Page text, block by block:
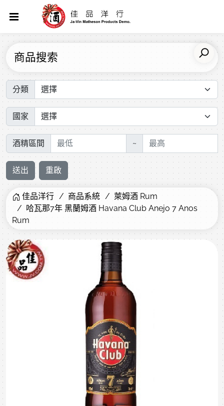
商品搜索
分類
國家
酒精區間 ~
送出 重啟
佳品洋行 商品系統
萊姆酒 Rum
哈瓦那7年 黑蘭姆酒 Havana Club Anejo 7 Anos
Rum